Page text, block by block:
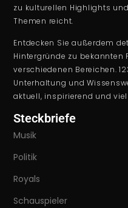
zu kulturellen Highlights
Themen reicht.
Entdecken Sie außerdem
Hintergründe zu bekannten
verschiedenen Bereichen.
Unterhaltung und
aktuell, inspirierend und
Steckbriefe
Musik
Politik
Royals
Schauspieler